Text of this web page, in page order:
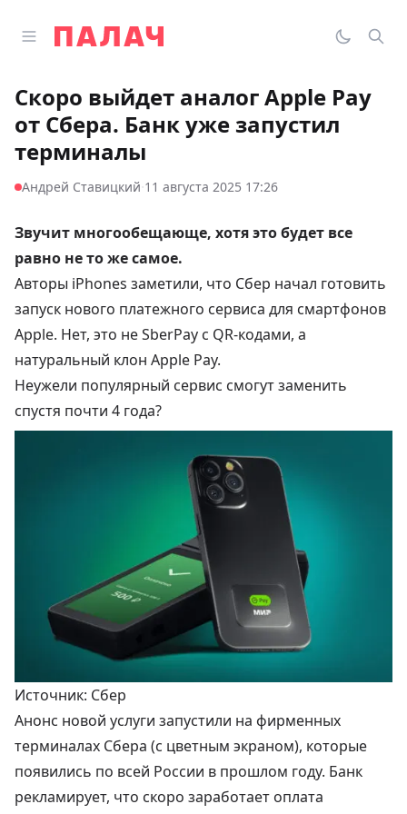
Открыть главное меню
Палач
Скоро выйдет аналог Apple Pay
от Сбера. Банк уже запустил
терминалы
Андрей Ставицкий·11 августа 2025 17:26
Звучит многообещающе, хотя это будет все
равно не то же самое.
Авторы iPhones заметили, что Сбер начал готовить
запуск нового платежного сервиса для смартфонов
Apple. Нет, это не SberPay с QR-кодами, а
натуральный клон Apple Pay.
Неужели популярный сервис смогут заменить
спустя почти 4 года?
Источник: Сбер
Анонс новой услуги запустили на фирменных
терминалах Сбера (с цветным экраном), которые
появились по всей России в прошлом году. Банк
рекламирует, что скоро заработает оплата